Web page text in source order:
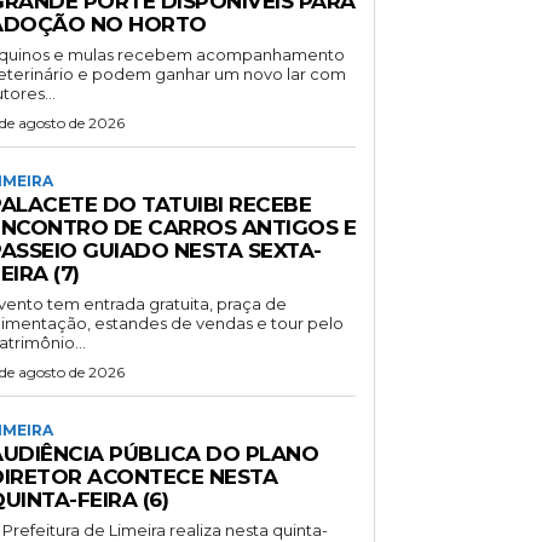
NO HORTO
e mulas recebem acompanhamento
e podem ganhar um novo lar com
agosto de 2026
DO TATUIBI RECEBE
DE CARROS ANTIGOS E
GUIADO NESTA SEXTA-
(7)
tem entrada gratuita, praça de
estandes de vendas e tour pelo
agosto de 2026
PÚBLICA DO PLANO
ACONTECE NESTA
FEIRA (6)
Prefeitura de Limeira realiza nesta quinta-